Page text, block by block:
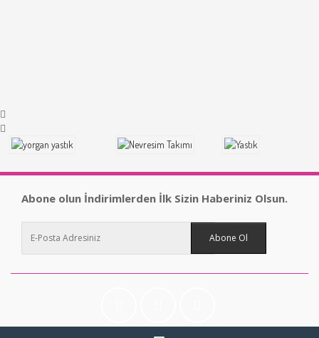
Abone olun İndirimlerden İlk Sizin Haberiniz Olsun.
Abone Ol